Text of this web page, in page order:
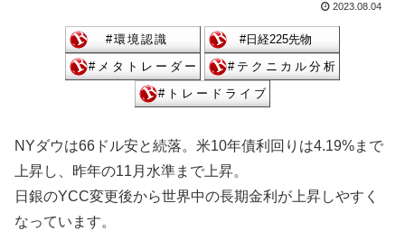
2023.08.04
NYダウは66ドル安と続落。米10年債利回りは4.19%まで
上昇し、昨年の11月水準まで上昇。
日銀のYCC変更後から世界中の長期金利が上昇しやすく
なっています。